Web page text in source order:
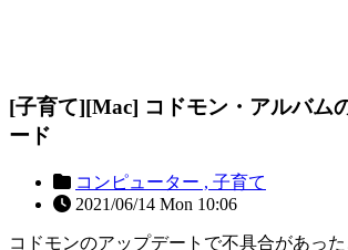
[子育て][Mac] コドモン・アルバム
ード
コンピューター , 子育て
2021/06/14 Mon 10:06
コドモンのアップデートで不具合があった